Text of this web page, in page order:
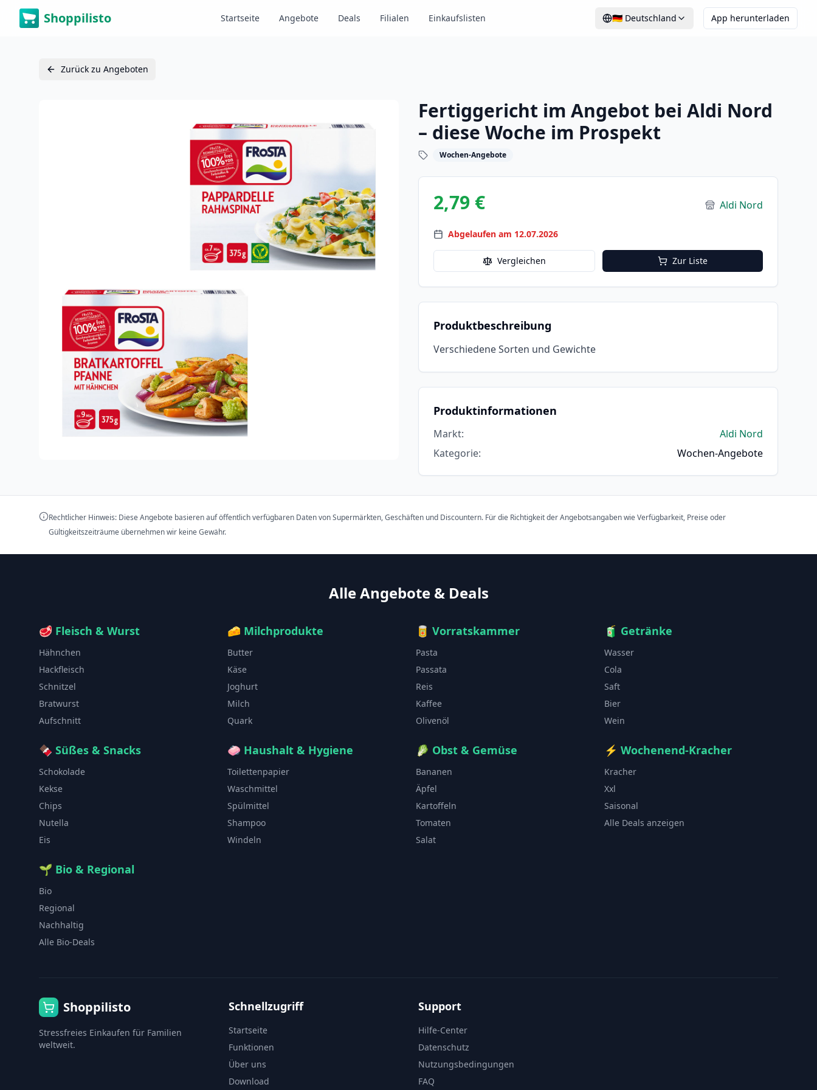
Shoppilisto Startseite Angebote Deals Filialen Einkaufslisten 🇩🇪 Deutschland App herunterladen
Zurück zu Angeboten
Fertiggericht im Angebot bei Aldi Nord
– diese Woche im Prospekt
Wochen-Angebote
2,79 € Aldi Nord
Abgelaufen am 12.07.2026
Vergleichen Zur Liste
Produktbeschreibung
Verschiedene Sorten und Gewichte
Produktinformationen
Markt:
Aldi Nord
Kategorie: Wochen-Angebote
Rechtlicher Hinweis: Diese Angebote basieren auf öffentlich verfügbaren Daten von Supermärkten, Geschäften und Discountern. Für die Richtigkeit der Angebotsangaben wie Verfügbarkeit, Preise oder
Gültigkeitszeiträume übernehmen wir keine Gewähr.
Alle Angebote & Deals
🥩 Fleisch & Wurst
Hähnchen
Hackfleisch
Schnitzel
Bratwurst
Aufschnitt
🧀 Milchprodukte
Butter
Käse
Joghurt
Milch
Quark
🥫 Vorratskammer
Pasta
Passata
Reis
Kaffee
Olivenöl
🧃 Getränke
Wasser
Cola
Saft
Bier
Wein
🍫 Süßes & Snacks
Schokolade
Kekse
Chips
Nutella
Eis
🧼 Haushalt & Hygiene
Toilettenpapier
Waschmittel
Spülmittel
Shampoo
Windeln
🥬 Obst & Gemüse
Bananen
Äpfel
Kartoffeln
Tomaten
Salat
⚡ Wochenend-Kracher
Kracher
Xxl
Saisonal
Alle Deals anzeigen
🌱 Bio & Regional
Bio
Regional
Nachhaltig
Alle Bio-Deals
Shoppilisto
Stressfreies Einkaufen für Familien
weltweit.
Schnellzugriff
Startseite
Funktionen
Über uns
Download
Support
Hilfe-Center
Datenschutz
Nutzungsbedingungen
FAQ